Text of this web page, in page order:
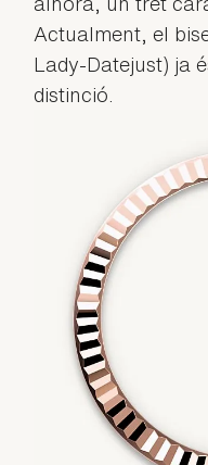
Actualment, el
Lady-Datejust) ja
distinció.